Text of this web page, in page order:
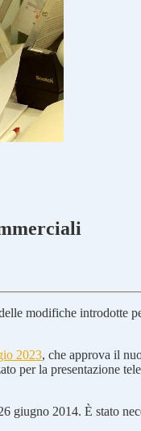
modifiche introdotte
2023, che approva il
per la presentazione
2014. È stato